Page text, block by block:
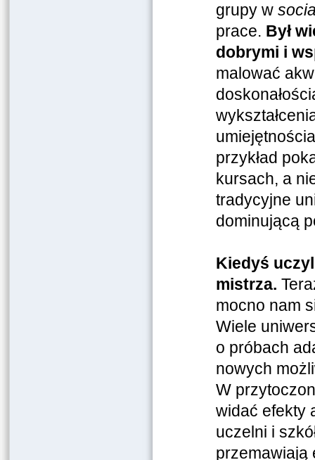
grupy w
prace. Był
dobrymi i
malować
przykład
kursach, a
tradycyjne
dominującą
Kiedyś
mistrza.
mocno nam
Wiele
o próbach
nowych
W
widać efekty
uczelni i
przemawiają